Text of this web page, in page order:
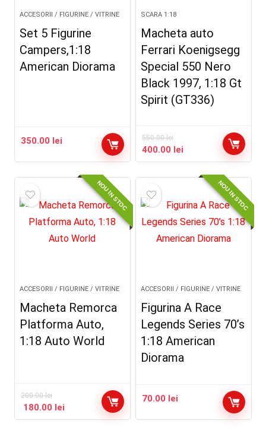
ACCESORII / FIGURINE / VITRINE
Set 5 Figurine
Campers,1:18
American Diorama
350.00 lei
SCARA 1:18
Macheta auto
Ferrari Koenigsegg
Special 550 Nero
Black 1997, 1:18 Gt
Spirit (GT336)
550.00lei
Prețul
inițial
550.00 lei.
400.00 lei
curent
este:
400.00 lei.
NOU IN STOC
ACCESORII / FIGURINE / VITRINE
Macheta Remorca
Platforma Auto,
1:18 Auto World
200.00lei
180.00 lei
NOU IN STOC
ACCESORII / FIGURINE / VITRINE
Figurina A Race
Legends Series 70’s
1:18 American
Diorama
70.00 lei